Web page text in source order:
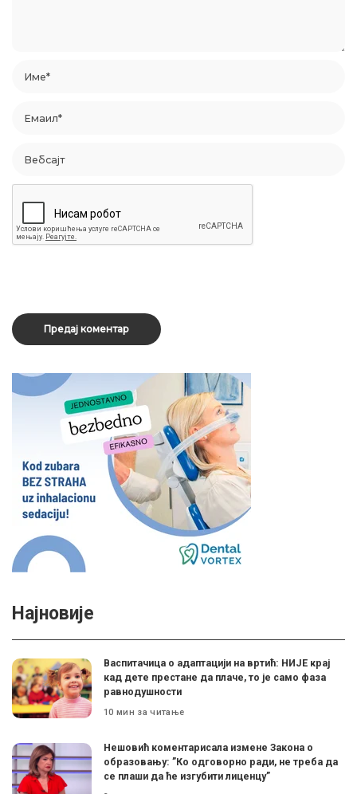
Најновије
Васпитачица о адаптацији на вртић: НИЈЕ крај
кад дете престане да плаче, то је само фаза
равнодушности
10 мин за читање
Нешовић коментарисала измене Закона о
образовању: ”Ко одговорно ради, не треба да
се плаши да ће изгубити лиценцу”